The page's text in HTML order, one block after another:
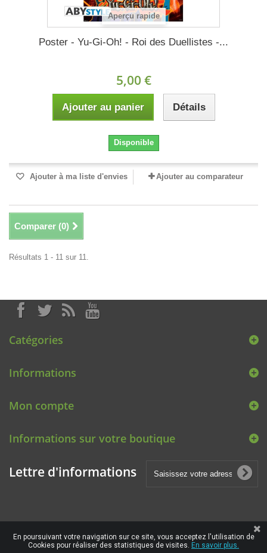
Aperçu rapide
Poster - Yu-Gi-Oh! - Roi des Duellistes -...
5,00 €
Ajouter au panier Détails
Disponible
Ajouter à ma liste d'envies Ajouter au comparateur
Comparer (0)
Résultats 1 - 11 sur 11.
Catégories
Informations
Mon compte
Informations sur votre boutique
Lettre d'informations
En poursuivant votre navigation sur ce site, vous acceptez l'utilisation de
Cookies pour réaliser des statistiques de visites. En savoir plus.